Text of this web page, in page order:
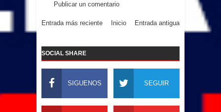
Publicar un comentario
Entrada más reciente Entrada antigua
Inicio
SOCIAL SHARE
SIGUENOS SEGUIR